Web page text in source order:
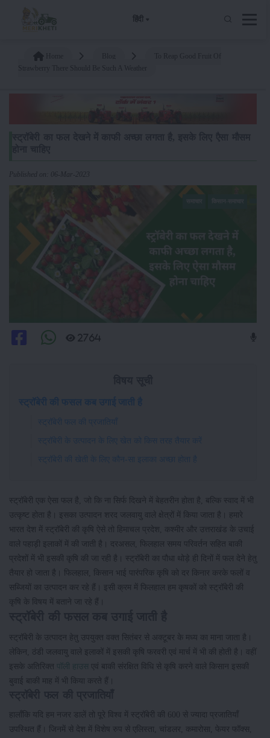
हिंदी
Published on: 06-Mar-2023
2764
स्ट्रॉबेरी की फसल कब उगाई जाती है
स्ट्रॉबेरी फल की प्रजातियाँ
स्ट्रॉबेरी के उत्पादन के लिए खेत को किस तरह तैयार करें
स्ट्रॉबेरी की खेती के लिए कौन-सा इलाका अच्छा होता है
स्ट्रॉबेरी एक ऐसा फल है, जो कि ना सिर्फ दिखने में बेहतरीन होता है, बल्कि स्वाद में भी
उत्कृष्ट होता है। इसका उत्पादन शरद जलवायु वाले क्षेत्रों में किया जाता है। हमारे
भारत देश में स्ट्रॉबेरी की कृषि ऐसे तो हिमाचल प्रदेश, कश्मीर और उत्तराखंड के उचाई
वाले पहाड़ी इलाकों में की जाती है। दरअसल, फिलहाल समय परिवर्तन सहित बाकी
प्रदेशों में भी इसकी कृषि की जा रही है। स्ट्रॉबेरी का पौधा थोड़े ही दिनों में फल देने हेतु
तैयार हो जाता है। फिलहाल, किसान भाई पारंपरिक कृषि को दर किनार करके फलों व
सब्जियों का उत्पादन कर रहे हैं। इसी क्रम में फिलहाल हम कृषकों को स्ट्रॉबेरी की
कृषि के विषय में बताने जा रहे हैं।
स्ट्रॉबेरी के उत्पादन हेतु उपयुक्त वक्त सितंबर से अक्टूबर के मध्य का माना जाता है।
लेकिन, ठंडी जलवायु वाले इलाकों में इसकी कृषि फरवरी एवं मार्च में भी की होती है। वहीं
इसके अतिरिक्त
पॉली हाउस एवं बाकी संरक्षित विधि से कृषि करने वाले किसान इसकी
बुवाई बाकी माह में भी किया करते हैं।
हालाँकि यदि हम नजर डालें तो पूरे विश्व में स्ट्रॉबेरी की 600 से ज्यादा प्रजातियाँ
उपस्थित हैं। जिनमें से देश में विशेष रुप से एलिस्ता, चांडलर, कमारोसा, फेयर फॉक्स,